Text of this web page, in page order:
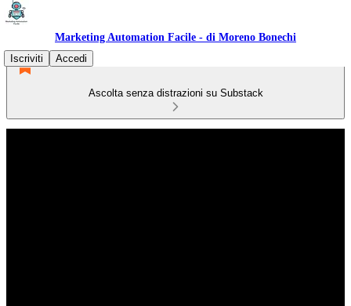
Marketing Automation Facile - di Moreno Bonechi
Iscriviti
Accedi
Ascolta senza distrazioni su Substack